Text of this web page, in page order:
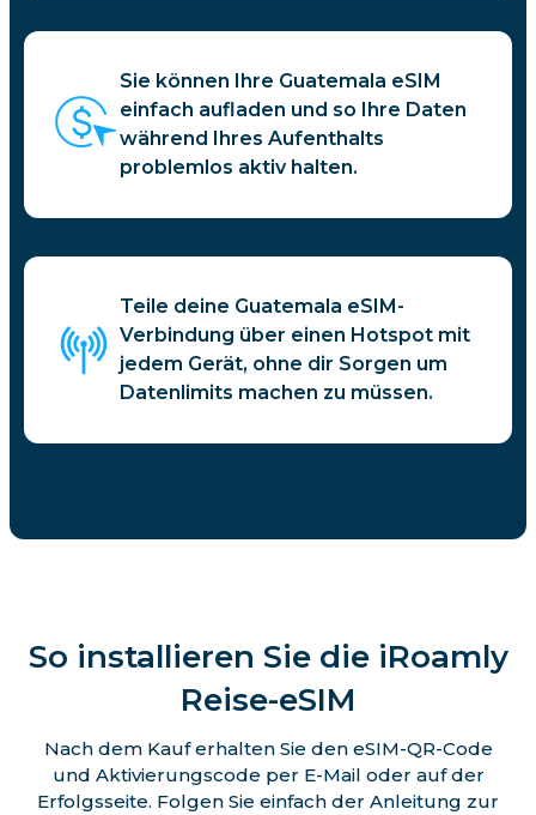
Sie können Ihre Guatemala eSIM
einfach aufladen und so Ihre Daten
während Ihres Aufenthalts
problemlos aktiv halten.
Teile deine Guatemala eSIM-
Verbindung über einen Hotspot mit
jedem Gerät, ohne dir Sorgen um
Datenlimits machen zu müssen.
So installieren Sie die iRoamly
Reise-eSIM
Nach dem Kauf erhalten Sie den eSIM-QR-Code
und Aktivierungscode per E-Mail oder auf der
Erfolgsseite. Folgen Sie einfach der Anleitung zur